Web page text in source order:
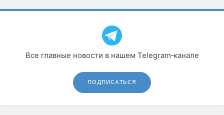
Все главные новости в нашем Telegram‑канале
ПОДПИСАТЬСЯ